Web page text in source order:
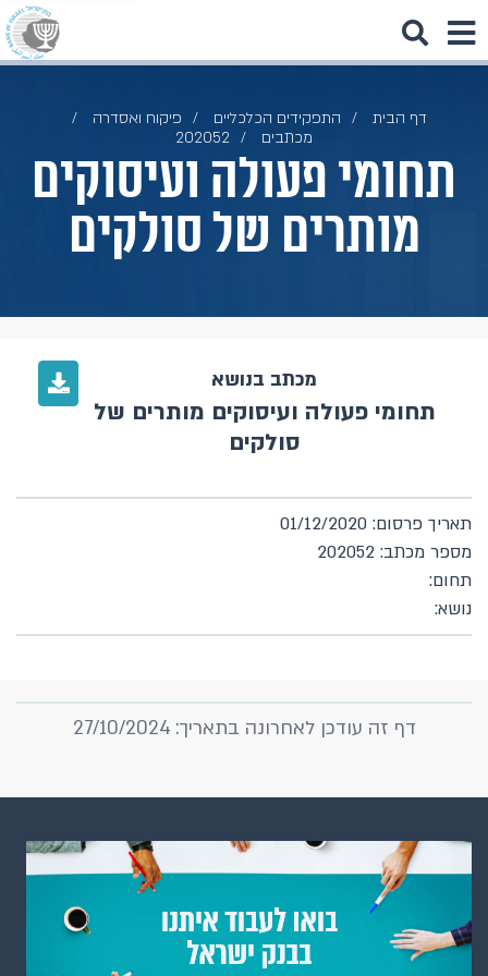
דף הבית התפקידים הכלכליים
פיקוח ואסדרה
מכתבים
202052
תחומי פעולה ועיסוקים
מותרים של סולקים
מכתב בנושא
תחומי פעולה ועיסוקים מותרים של
סולקים
תאריך פרסום: 01/12/2020
מספר מכתב: 202052
תחום:
נושא:
דף זה עודכן לאחרונה בתאריך: 27/10/2024